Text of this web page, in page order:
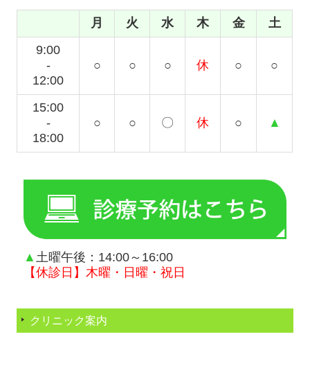
月 火 水 木 金
土
9:00
-
12:00
○ ○ ○ 休 ○ ○
15:00
-
18:00
○ ○ 〇 休 ○ ▲
▲ 土曜午後：14:00～16:00
【休診日】木曜・日曜・祝日
クリニック案内